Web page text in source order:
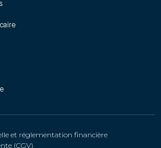
et réglementation financière
(CGV)